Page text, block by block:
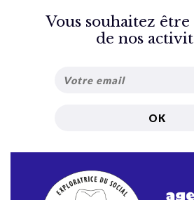
Vous souhaitez
de nos